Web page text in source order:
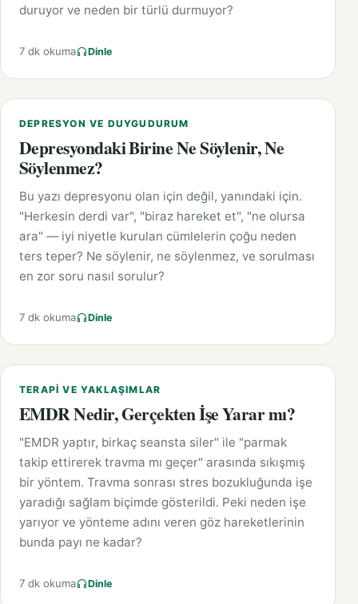
duruyor ve neden bir türlü durmuyor?
7 dk okuma Dinle
DEPRESYON VE DUYGUDURUM
Depresyondaki Birine Ne Söylenir, Ne
Söylenmez?
Bu yazı depresyonu olan için değil, yanındaki için.
"Herkesin derdi var", "biraz hareket et", "ne olursa
ara" — iyi niyetle kurulan cümlelerin çoğu neden
ters teper? Ne söylenir, ne söylenmez, ve sorulması
en zor soru nasıl sorulur?
7 dk okuma Dinle
TERAPI VE YAKLAŞIMLAR
EMDR Nedir, Gerçekten İşe Yarar mı?
"EMDR yaptır, birkaç seansta siler" ile "parmak
takip ettirerek travma mı geçer" arasında sıkışmış
bir yöntem. Travma sonrası stres bozukluğunda işe
yaradığı sağlam biçimde gösterildi. Peki neden işe
yarıyor ve yönteme adını veren göz hareketlerinin
bunda payı ne kadar?
7 dk okuma Dinle